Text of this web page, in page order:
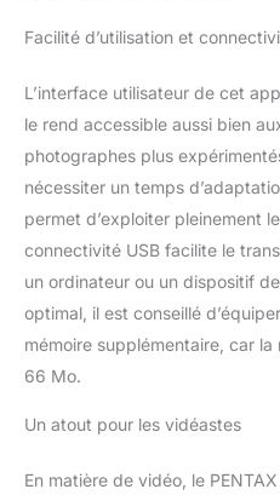
en
2,7
Facilité d’utilisation et
L’interface utilisateur de cet
le rend accessible aussi bien
photographes plus
nécessiter un temps
permet d’exploiter pleinement
connectivité USB facilite le
un ordinateur ou un dispositif
optimal, il est conseillé
mémoire supplémentaire, car
66 Mo.
Un atout pour les vidéastes
En matière de vidéo, le